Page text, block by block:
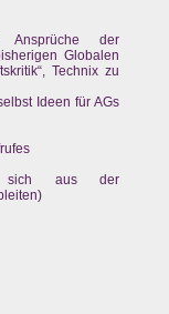
der
Globalen
Technix zu
Ideen für AGs
sich aus der